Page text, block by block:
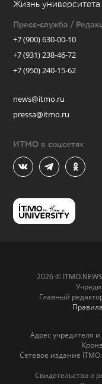
Жизнь университета
Пресс-служба /
+7 (900) 630-00-10
+7 (931) 238-46-72
+7 (950) 240-15-62
news@itmo.ru
pressa@itmo.ru
ИТМО в соцсетях
2026 ©
Главный
Адрес учредителя
Сетевое издание
Свидетельство о